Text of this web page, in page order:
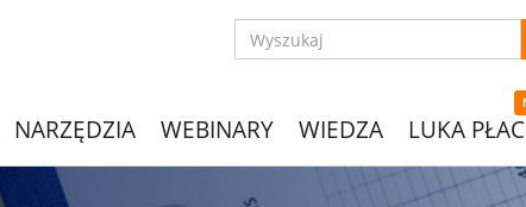
NARZĘDZIA WEBINARY WIEDZA LUKA